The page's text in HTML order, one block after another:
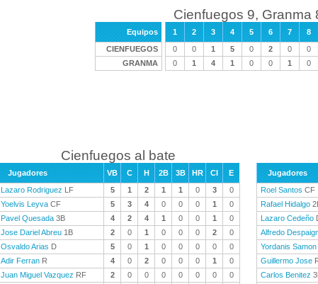
Cienfuegos 9, Granma
Equipos 1 2 3 4 5 6 7 8
CIENFUEGOS
0 0 1 5 0 2 0 0
GRANMA
0 1 4 1 0 0 1 0
Cienfuegos al bate
Jugadores VB C H 2B 3B HR CI
E
Lazaro Rodriguez LF 5 1 2 1 1 0 3
0
Yoelvis Leyva CF 5 3 4 0 0 0 1
0
Pavel Quesada 3B 4 2 4 1 0 0 1
0
Jose Dariel Abreu 1B 2 0 1 0 0 0 2
0
Osvaldo Arias D 5 0 1 0 0 0 0
0
Adir Ferran R 4 0 2 0 0 0 1
0
Juan Miguel Vazquez RF 2 0 0 0 0 0 0
0
Jugadores
Roel Santos CF
Rafael Hidalgo
Lazaro Cedeño
Alfredo
Yordanis Samon
Guillermo Jose
Carlos Benitez